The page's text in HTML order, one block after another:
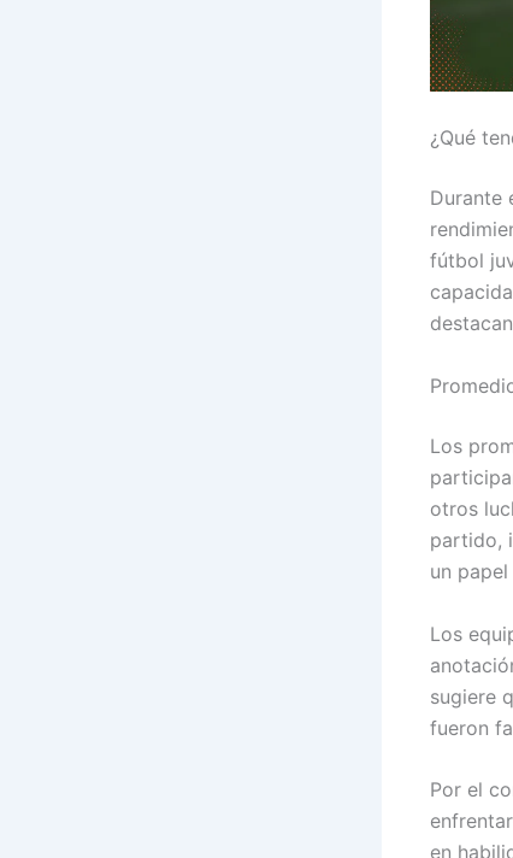
¿Qué
Durante
fútbol
Los
otros
partido,
un
Los
sugiere
fueron
Por el
en